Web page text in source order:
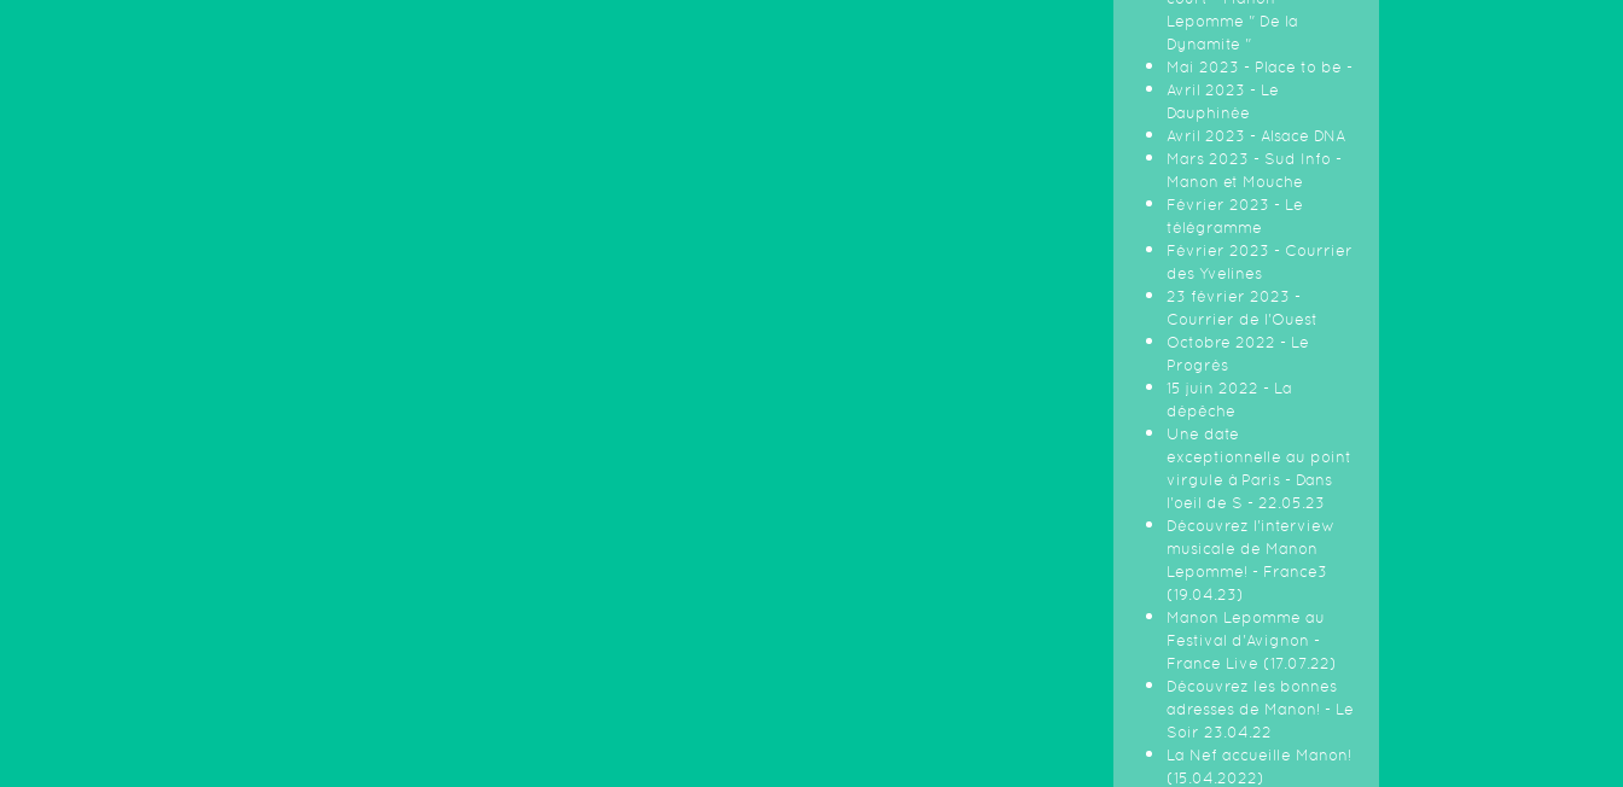
Lepomme " De la
Dynamite "
Mai 2023 - Place to be -
Avril 2023 - Le
Dauphinée
Avril 2023 - Alsace DNA
Mars 2023 - Sud Info -
Manon et Mouche
Février 2023 - Le
télégramme
Février 2023 - Courrier
des Yvelines
23 février 2023 -
Courrier de l'Ouest
Octobre 2022 - Le
Progrès
15 juin 2022 - La
dépêche
Une date
exceptionnelle au point
virgule à Paris - Dans
l'oeil de S - 22.05.23
Découvrez l'interview
musicale de Manon
Lepomme! - France3
(19.04.23)
Manon Lepomme au
Festival d'Avignon -
France Live (17.07.22)
Découvrez les bonnes
adresses de Manon! - Le
Soir 23.04.22
La Nef accueille Manon!
(15.04.2022)